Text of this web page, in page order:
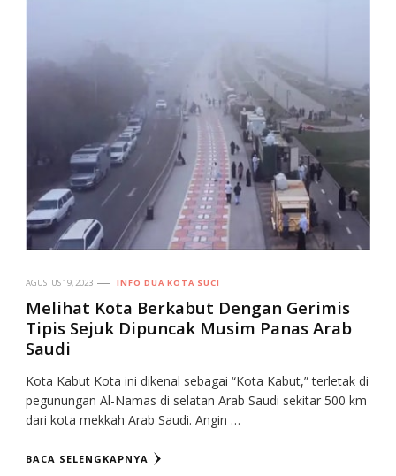
AGUSTUS 19, 2023 INFO DUA KOTA SUCI
Melihat Kota Berkabut Dengan Gerimis
Tipis Sejuk Dipuncak Musim Panas Arab
Saudi
Kota Kabut Kota ini dikenal sebagai “Kota Kabut,” terletak di
pegunungan Al-Namas di selatan Arab Saudi sekitar 500 km
dari kota mekkah Arab Saudi. Angin …
BACA SELENGKAPNYA